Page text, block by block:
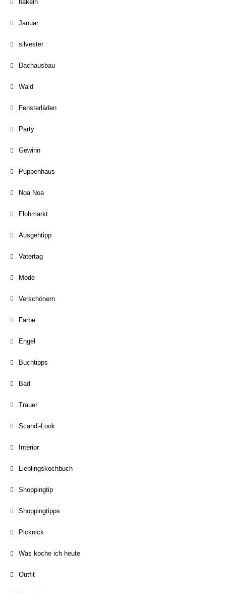
häkeln
Januar
silvester
Dachausbau
Wald
Fensterläden
Party
Gewinn
Puppenhaus
Noa Noa
Flohmarkt
Ausgehtipp
Vatertag
Mode
Verschönern
Farbe
Engel
Buchtipps
Bad
Trauer
Scandi-Look
Interior
Lieblingskochbuch
Shoppingtip
Shoppingtipps
Picknick
Was koche ich heute
Outfit